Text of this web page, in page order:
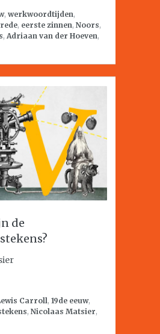
, werkwoordtijden,
, eerste zinnen, Noors,
, Adriaan van der Hoeven,
de
Carroll, 19de eeuw,
, Nicolaas Matsier,